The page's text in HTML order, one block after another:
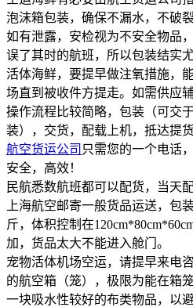
泡沫箱包装，确保不漏水，不破
如有泄露，安检视为不安全物品
误了其时的航班，所以包装结实尤
活体海鲜，要提早做注氧措施，
场直到被收件方提走。如需供应
操作流程比较简略，包装（可交
装），交货，配载上机，抵达提
航空货运公司 只需您的一个电话
安全，高效！
民航悉数航班都可以配货，当天
上海航空邮寄一般货品运送，包
斤，体积控制在
加，货品太大不能进入舱门。
宠物活体机场空运，请提早来电
的航空箱（笼），极限为能在箱
一块吸水性较好的布类物品，以